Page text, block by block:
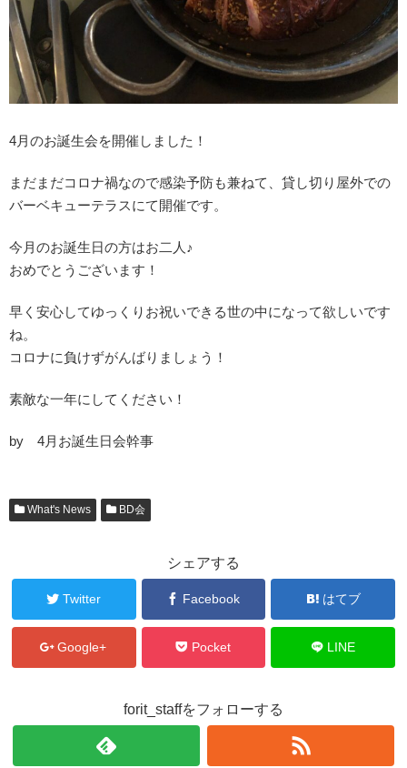
4月のお誕生会を開催しました！
まだまだコロナ禍なので感染予防も兼ねて、貸し切り屋外での
バーベキューテラスにて開催です。
今月のお誕生日の方はお二人♪
おめでとうございます！
早く安心してゆっくりお祝いできる世の中になって欲しいです
ね。
コロナに負けずがんばりましょう！
素敵な一年にしてください！
by 4月お誕生日会幹事
What's News BD会
シェアする
Twitter Facebook はてブ
Google+ Pocket LINE
forit_staffをフォローする